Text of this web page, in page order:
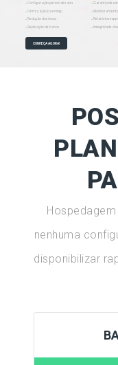
Configuração personalizada
Garantia de
Otimização (tunning)
Redução dos riscos
Relatórios
Replicação de banco
Integridade
CONHEÇA AGORA!
nenhuma
disponibilizar